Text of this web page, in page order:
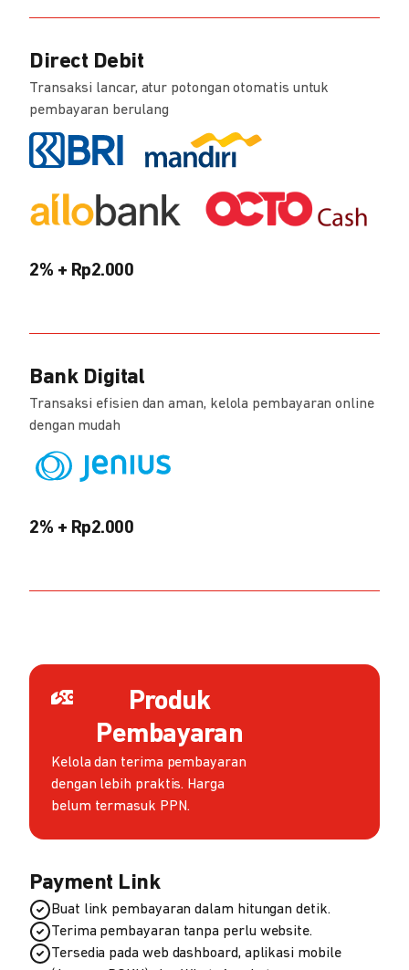
Direct Debit
Transaksi lancar, atur potongan otomatis untuk
pembayaran berulang
2% + Rp2.000
Bank Digital
Transaksi efisien dan aman, kelola pembayaran online
dengan mudah
2% + Rp2.000
Produk
Pembayaran
Kelola dan terima pembayaran
dengan lebih praktis. Harga
belum termasuk PPN.
Payment Link
Buat link pembayaran dalam hitungan detik.
Terima pembayaran tanpa perlu website.
Tersedia pada web dashboard, aplikasi mobile